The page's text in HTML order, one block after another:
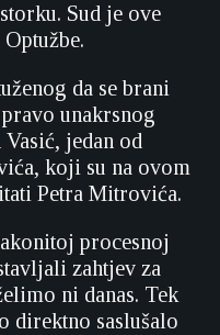
Sud je ove
da se brani
unakrsnog
jedan od
koji su na ovom
Petra Mitrovića.
procesnoj
zahtjev za
ni danas. Tek
direktno saslušalo